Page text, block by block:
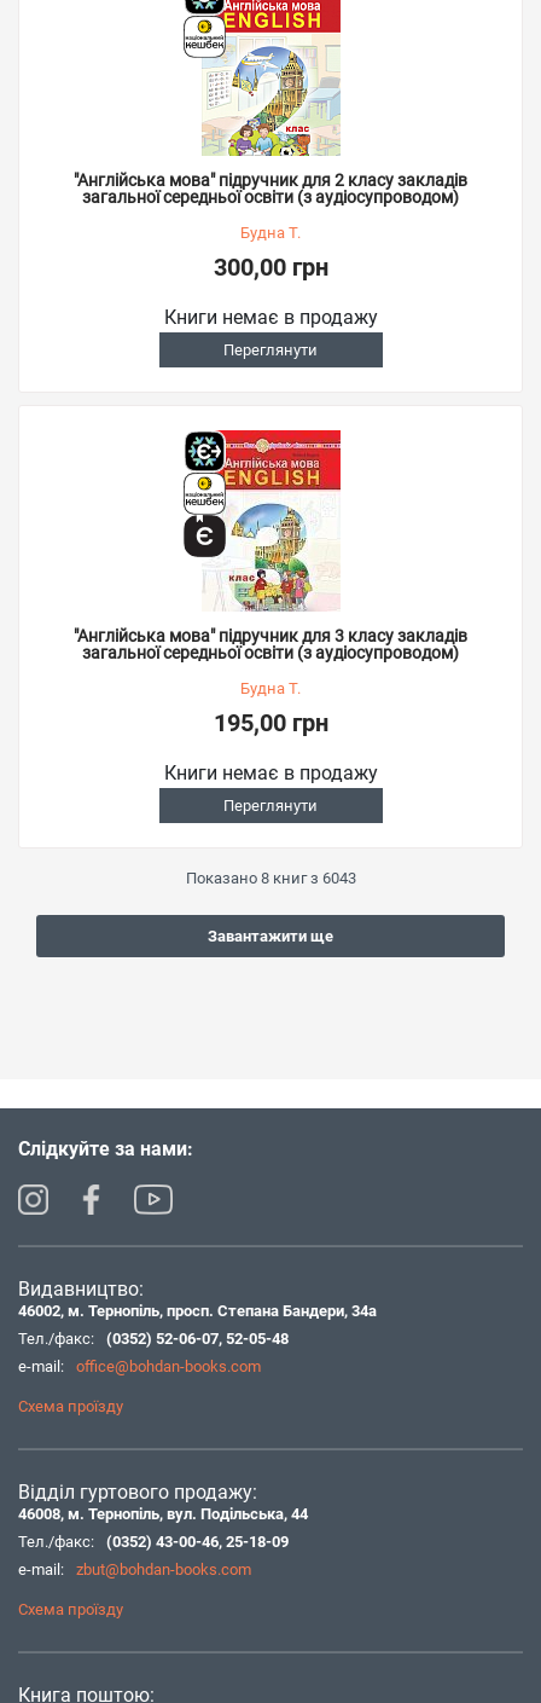
"Англійська мова" підручник для 2 класу закладів
загальної середньої освіти (з аудіосупроводом)
Будна Т.
300,00 грн
Книги немає в продажу
Переглянути
"Англійська мова" підручник для 3 класу закладів
загальної середньої освіти (з аудіосупроводом)
Будна Т.
195,00 грн
Книги немає в продажу
Переглянути
Показано 8книг з 6043
Завантажити ще
Слідкуйте за нами:
Видавництво:
46002, м. Тернопіль, просп. Степана Бандери, 34а
Тел./факс:
(0352) 52-06-07, 52-05-48
e-mail:
office@bohdan-books.com
Схема проїзду
Відділ гуртового продажу:
46008, м. Тернопіль, вул. Подільська, 44
Тел./факс:
(0352) 43-00-46, 25-18-09
e-mail:
zbut@bohdan-books.com
Схема проїзду
Книга поштою: